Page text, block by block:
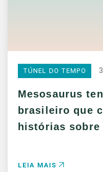
TÚNEL DO TEMPO
Mesosaurus
brasileiro que
histórias sobre
LEIA MAIS